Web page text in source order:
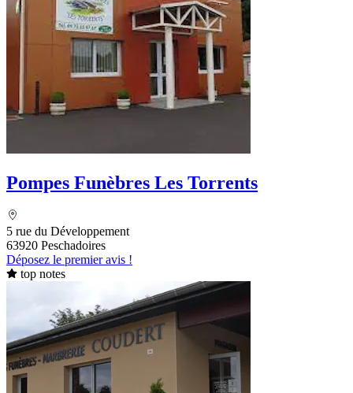
Pompes Funèbres Les Torrents
5 rue du Développement
63920 Peschadoires
Déposez le premier avis !
top notes